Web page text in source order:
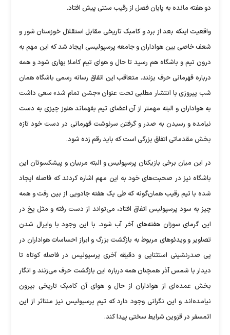
دو هفته مانده به پایان فصل از رقیب سنتی پیش افتاد.
واقعیت اینکه بعد از برد و کامبک تاریخی مقابل استقلال خوزستان شور و
شعف خاصی بین هواداران و جامعه پرسپولیسی ایجاد شد که این مهم به
درون تیم و باشگاه هم رسید تا حال و هوای تیم کاملا بهاری شود و همه
درباره قهرمانی حرف بزنند. متعاقب این اتفاق رسانه رسمی باشگاه همان
شب پیروزی با انتشار مطلبی تحت عنوان «جشن تمام شد» سعی داشت
به هواداران و البته مهمتر از آن اعضای تیم بفهماند هنوز چیزی به دست
نیامده و رسیدن به صدر و گرفتن سرنوشت قهرمانی در دست خود تازه
بخش مقدماتی اتفاق بزرگی است که باید رقم زده شود.
در این میان برخی بازیکنان پرسپولیس و البته مربیان و پیشکسوتان این
باشگاه نیز در صحبت‌های خود به این مهم اشاره کردند که فاصله ایجاد
شده با تیم رقیب همان‌گونه که طی یک هفته جادویی از بین رفت و همه
چیز به سود پرسپولیس اتفاق افتاد، می‌تواند از دست رفته و مثل یخ در
این گرمای سوزان هفته‌های آخر آب شود. با این وجود با وایرال شدن
تصاویر و ویدئو‌های مربوط به بازگشت بزرگ و ابراز احساسات هواداران در
پی صدرنشینی استثنایی و دقیقه آخری پرسپولیس در فاصله کوتاه تا
دیدار با شمس آذر همچنان همه درباره این بازگشت حرف می‌زنند و انگار
بخش عمده‌ای از هواداران از حال و هوای آن کامبک تاریخی بیرون
نیامده‌اند و این نگرانی وجود دارد که تیم پرسپولیس نیز منتاثر از این
اتمسفر در قزوین شرایط سختی پیدا کند.